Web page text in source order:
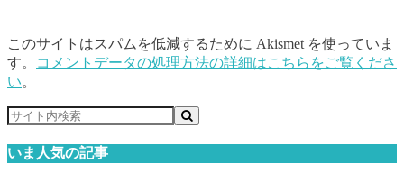
このサイトはスパムを低減するために Akismet を使っていま
す。
コメントデータの処理方法の詳細はこちらをご覧くださ
い。
いま人気の記事